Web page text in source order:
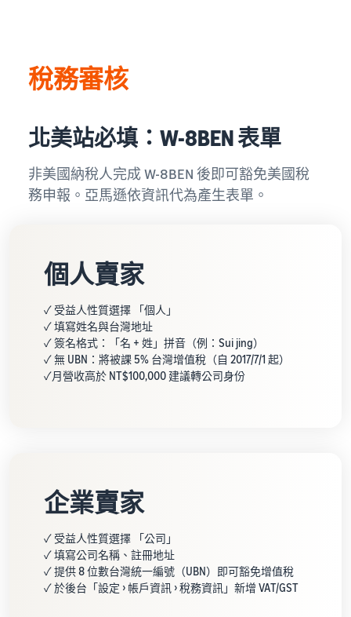
稅務審核
北美站必填：W-8BEN 表單
非美國納稅人完成 W-8BEN 後即可豁免美國稅
務申報。亞馬遜依資訊代為產生表單。
個人賣家
✓ 受益人性質選擇 「個人」
✓ 填寫姓名與台灣地址
✓ 簽名格式：「名 + 姓」拼音（例：Sui jing）
✓ 無 UBN：將被課 5% 台灣增值稅（自 2017/7/1 起）
✓月營收高於 NT$100,000 建議轉公司身份
企業賣家
✓ 受益人性質選擇 「公司」
✓ 填寫公司名稱、註冊地址
✓ 提供 8 位數台灣統一編號（UBN）即可豁免增值稅
✓ 於後台「設定 ›‎ 帳戶資訊 ›‎ 稅務資訊」新增 VAT/GST